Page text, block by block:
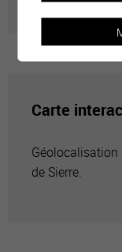
Carte
de Sierre.